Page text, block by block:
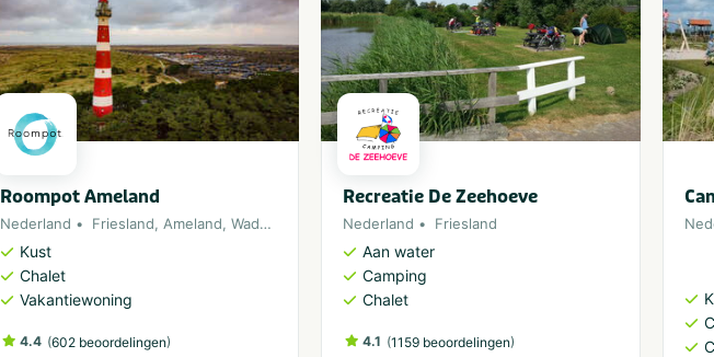
Roompot Ameland
Nederland Friesland, Ameland, Waddeneiland Noordzee
Kust
Chalet
Vakantiewoning
4.4 (602 beoordelingen)
Recreatie De Zeehoeve
Nederland Friesland
Aan water
Camping
Chalet
4.1 (1159 beoordelingen)